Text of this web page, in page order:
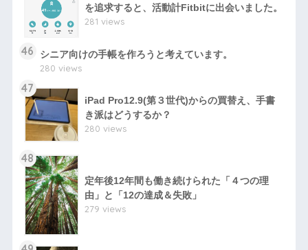
を追求すると、活動計Fitbitに出会いました。
281 views
46
シニア向けの手帳を作ろうと考えています。
280 views
47
iPad Pro12.9(第３世代)からの買替え、手書
き派はどうするか？
280 views
48
定年後12年間も働き続けられた「４つの理
由」と「12の達成＆失敗」
279 views